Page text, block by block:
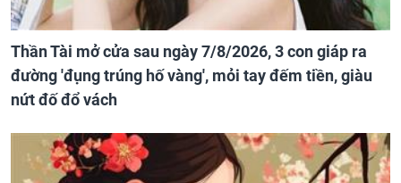
Thần Tài mở cửa sau ngày 7/8/2026, 3 con giáp ra
đường 'đụng trúng hố vàng', mỏi tay đếm tiền, giàu
nứt đố đổ vách